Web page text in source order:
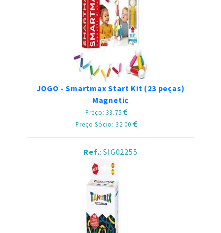
JOGO - Smartmax Start Kit (23 peças)
Magnetic
Preço: 33.75
Preço Sócio: 32.00
Ref.: SIG02255